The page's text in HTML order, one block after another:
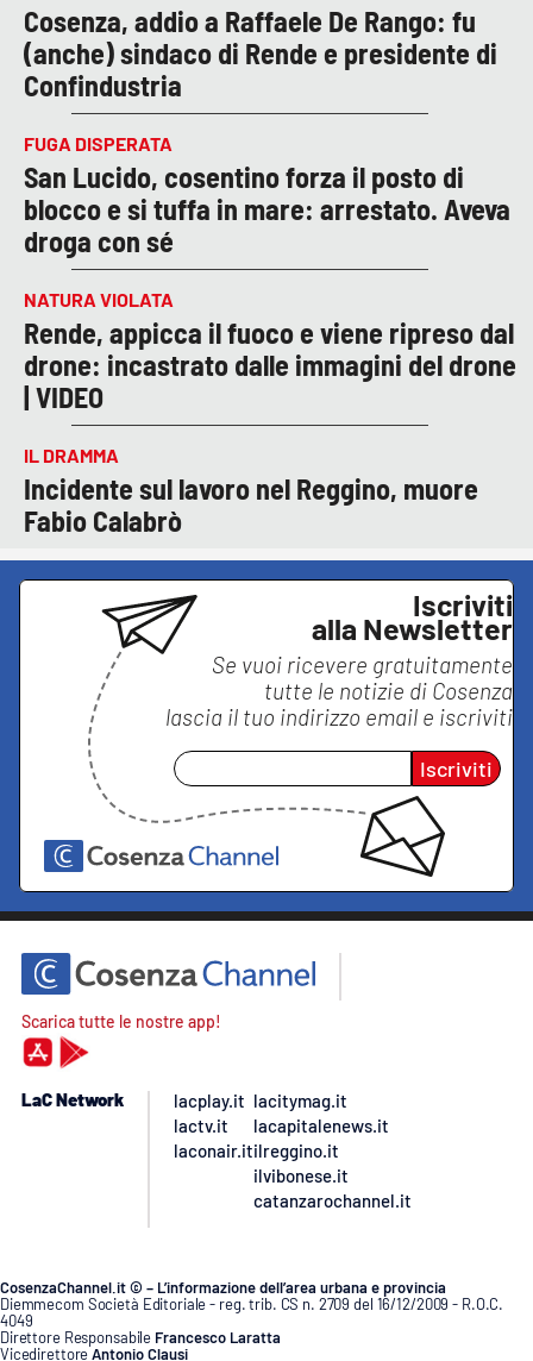
Cosenza, addio a Raffaele De Rango: fu
(anche) sindaco di Rende e presidente di
Confindustria
FUGA DISPERATA
San Lucido, cosentino forza il posto di
blocco e si tuffa in mare: arrestato. Aveva
droga con sé
NATURA VIOLATA
Rende, appicca il fuoco e viene ripreso dal
drone: incastrato dalle immagini del drone
| VIDEO
IL DRAMMA
Incidente sul lavoro nel Reggino, muore
Fabio Calabrò
Iscriviti
alla Newsletter
Se vuoi ricevere gratuitamente
tutte le notizie di Cosenza
lascia il tuo indirizzo email e iscriviti
Iscriviti
Scarica tutte le nostre app!
LaC Network
lacplay.it
lactv.it
laconair.it
lacitymag.it
lacapitalenews.it
ilreggino.it
ilvibonese.it
catanzarochannel.it
CosenzaChannel.it © – L’informazione dell’area urbana e provincia
Diemmecom Società Editoriale - reg. trib. CS n. 2709 del 16/12/2009 - R.O.C.
4049
Direttore Responsabile Francesco Laratta
VicedirettoreAntonio Clausi